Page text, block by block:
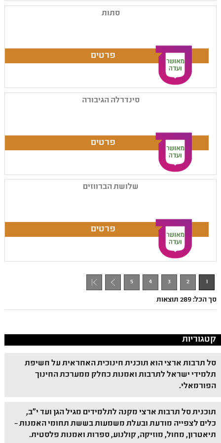
סתות
סינדרלה הגיבורה
שלושת הברווזים
1
2
3
4
5
סך הכל: 289 תוצאות
קטגוריות
סל תרבות ארצי הוא תוכנית חינוכית האחראית על חשיפת
תלמידי ישראל לתרבות ואמנות כחלק ממערכת החינוך
הפורמאלי.
תוכנית סל תרבות ארצי מקנה לתלמידים מגיל הגן ועד י"ב,
כלים לצפייה מודעת ובעלת משמעות בששת תחומי האמנות –
תיאטרון, מחול, מוזיקה, קולנוע, ספרות ואמנות פלסטית.